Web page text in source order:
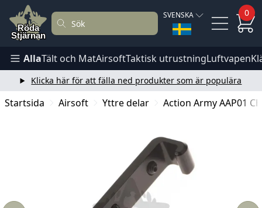
SVENSKA 0
AllaTält och MatAirsoftTaktisk utrustningLuftvapen
Klicka här för att fälla ned produkter som är populära
Startsida Airsoft Yttre delar Action Army AAP01